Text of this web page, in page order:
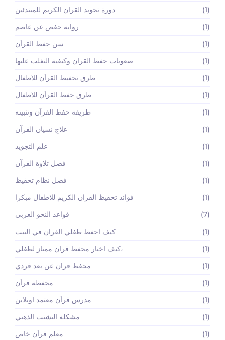
دورة تجويد القران الكريم للمبتدئين
(1)
رواية حفص عن عاصم
(1)
سن حفظ القرآن
(1)
صعوبات حفظ القران وكيفية التغلب عليها
(1)
طرق تحفيظ القرآن للاطفال
(1)
طرق حفظ القرآن للاطفال
(1)
طريقة حفظ القرآن وتثبيته
(1)
علاج نسيان القرآن
(1)
علم التجويد
(1)
فضل تلاوة القرآن
(1)
فضل نظام تحفيظ
(1)
فوائد تحفيظ القران الكريم للاطفال مبكرا
(1)
قواعد النحو العربي
(7)
كيف احفظ طفلي القران في البيت
(1)
كيف اختار محفظ قران ممتاز لطفلي،
(1)
محفظ قران عن بعد فردي
(1)
محفظة قرآن
(1)
مدرس قرآن معتمد اونلاين
(1)
مشكلة التشتت الذهني
(1)
معلم قرآن خاص
(1)